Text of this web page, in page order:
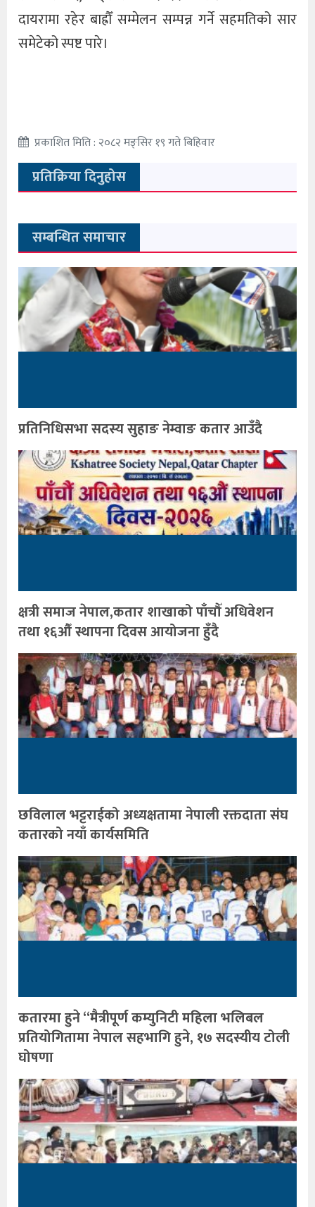
दायरामा रहेर बाह्रौँ सम्मेलन सम्पन्न गर्ने सहमतिको सार
समेटेको स्पष्ट पारे।
प्रकाशित मिति : २०८२ मङ्सिर १९ गते बिहिवार
प्रतिक्रिया दिनुहोस
सम्बन्धित समाचार
प्रतिनिधिसभा सदस्य सुहाङ नेम्वाङ कतार आउँदै
क्षत्री समाज नेपाल,कतार शाखाको पाँचौँ अधिवेशन
तथा १६औँ स्थापना दिवस आयोजना हुँदै
छविलाल भट्टराईको अध्यक्षतामा नेपाली रक्तदाता संघ
कतारको नयाँ कार्यसमिति
कतारमा हुने “मैत्रीपूर्ण कम्युनिटी महिला भलिबल
प्रतियोगितामा नेपाल सहभागि हुने, १७ सदस्यीय टोली
घोषणा